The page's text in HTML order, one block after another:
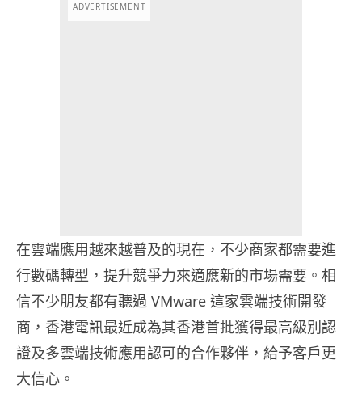
ADVERTISEMENT
在雲端應用越來越普及的現在，不少商家都需要進
行數碼轉型，提升競爭力來適應新的市場需要。相
信不少朋友都有聽過 VMware 這家雲端技術開發
商，香港電訊最近成為其香港首批獲得最高級別認
證及多雲端技術應用認可的合作夥伴，給予客戶更
大信心。